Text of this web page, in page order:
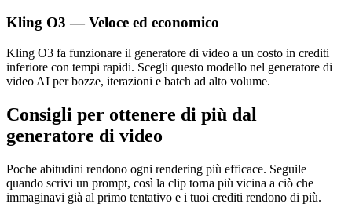
Kling O3 — Veloce ed economico
Kling O3 fa funzionare il generatore di video a un costo in crediti
inferiore con tempi rapidi. Scegli questo modello nel generatore di
video AI per bozze, iterazioni e batch ad alto volume.
Consigli per ottenere di più dal
generatore di video
Poche abitudini rendono ogni rendering più efficace. Seguile
quando scrivi un prompt, così la clip torna più vicina a ciò che
immaginavi già al primo tentativo e i tuoi crediti rendono di più.